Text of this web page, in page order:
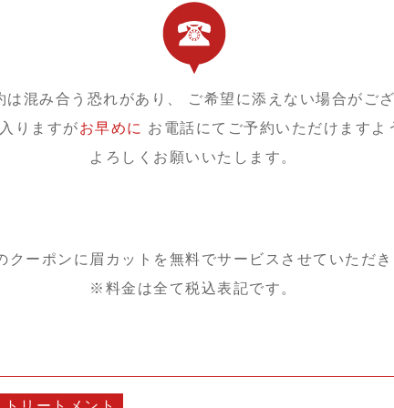
は混み合う恐れがあり、
ご希望に添えない場合がござ
りますがお早めに お電話にてご予約いただけますよ
よろしくお願いいたします。
クーポンに眉カットを 無料でサービスさせていただき
※料金は全て税込表記です。